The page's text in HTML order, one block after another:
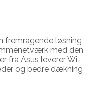
fremragende løsning
med den
fra Asus leverer Wi-
og bedre dækning